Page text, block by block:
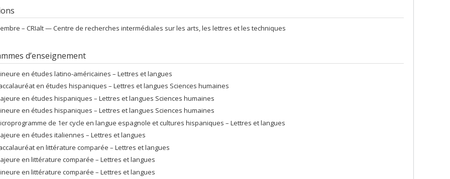
– CRIalt — Centre de recherches intermédiales sur les arts, les lettres et les techniques
d’enseignement
en études latino-américaines – Lettres et langues
en études hispaniques – Lettres et langues Sciences humaines
en études hispaniques – Lettres et langues Sciences humaines
en études hispaniques – Lettres et langues Sciences humaines
de 1er cycle en langue espagnole et cultures hispaniques – Lettres et langues
en études italiennes – Lettres et langues
en littérature comparée – Lettres et langues
en littérature comparée – Lettres et langues
en littérature comparée – Lettres et langues